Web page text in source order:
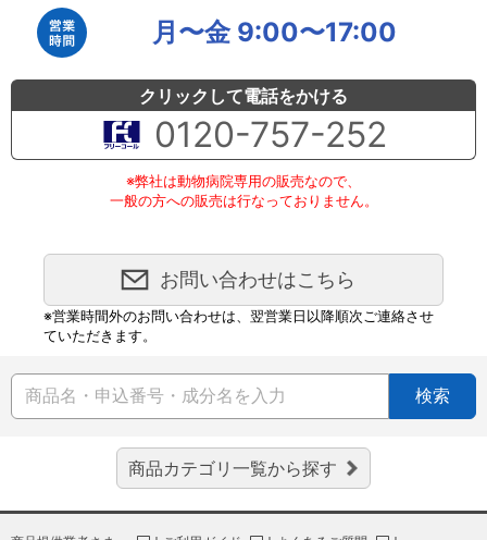
月〜金 9:00〜17:00
クリックして電話をかける
0120-757-252
※弊社は動物病院専用の販売なので、
一般の方への販売は行なっておりません。
お問い合わせはこちら
※営業時間外のお問い合わせは、翌営業日以降順次ご連絡させ
ていただきます。
検索
商品カテゴリ一覧から探す